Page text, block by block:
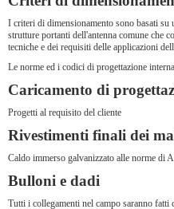
I criteri di dimensionamento sono basati su
strutture portanti dell'antenna comune che
tecniche e dei requisiti delle applicazioni
Le norme ed i codici di progettazione
Caricamento di
Progetti al requisito del cliente
Rivestimenti finali dei
Caldo immerso galvanizzato alle norme di
Bulloni e dadi
Tutti i collegamenti nel campo saranno